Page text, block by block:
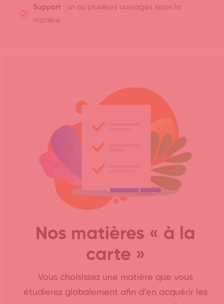
Support : un ou plusieurs ouvrages selon la
matière
Nos matières « à la
carte »
Vous choisissez une matière que vous
étudierez globalement afin d’en acquérir les